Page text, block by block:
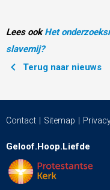
Lees ookHet
slavernij?
Terug naar nieuws
Contact Sitemap
Geloof.Hoop.Liefde